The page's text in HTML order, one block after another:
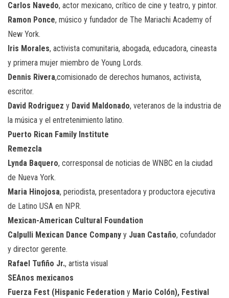
Carlos Navedo, actor mexicano, crítico de cine y teatro, y pintor.
Ramon Ponce, músico y fundador de The Mariachi Academy of
New York.
Iris Morales, activista comunitaria, abogada, educadora, cineasta
y primera mujer miembro de Young Lords.
Dennis Rivera,comisionado de derechos humanos, activista,
escritor.
David Rodriguez y David Maldonado, veteranos de la industria de
la música y el entretenimiento latino.
Puerto Rican Family Institute
Remezcla
Lynda Baquero, corresponsal de noticias de WNBC en la ciudad
de Nueva York.
Maria Hinojosa, periodista, presentadora y productora ejecutiva
de Latino USA en NPR.
Mexican-American Cultural Foundation
Calpulli Mexican Dance Company y Juan Castaño, cofundador
y director gerente.
Rafael Tufiño Jr., artista visual
SEAnos mexicanos
Fuerza Fest (Hispanic Federation y Mario Colón), Festival